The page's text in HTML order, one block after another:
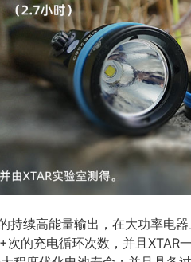
持续高能量输出，在大功率电
的充电循环次数，并且XTAR